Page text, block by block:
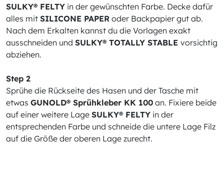
SULKY® FELTY in der gewünschten Farbe. Decke dafür
alles mit SILICONE PAPER oder Backpapier gut ab.
Nach dem Erkalten kannst du die Vorlagen exakt
ausschneiden und SULKY® TOTALLY STABLE vorsichtig
abziehen.
Step 2
Sprühe die Rückseite des Hasen und der Tasche mit
etwas GUNOLD® Sprühkleber KK 100 an. Fixiere beide
auf einer weitere Lage SULKY® FELTY in der
entsprechenden Farbe und schneide die untere Lage Filz
auf die Größe der oberen Lage zurecht.